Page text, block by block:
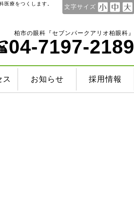
医療をつくします。
柏市の眼科『セブンパークアリオ柏眼科』
04-7197-2189
文字サイズ
ス お知らせ 採用情報